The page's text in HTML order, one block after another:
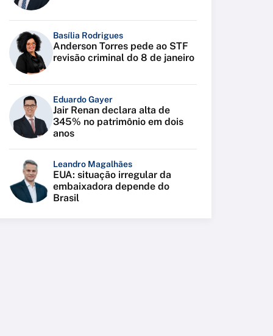
Basília Rodrigues
Anderson Torres pede ao STF
revisão criminal do 8 de janeiro
Eduardo Gayer
Jair Renan declara alta de
345% no patrimônio em dois
anos
Leandro Magalhães
EUA: situação irregular da
embaixadora depende do
Brasil